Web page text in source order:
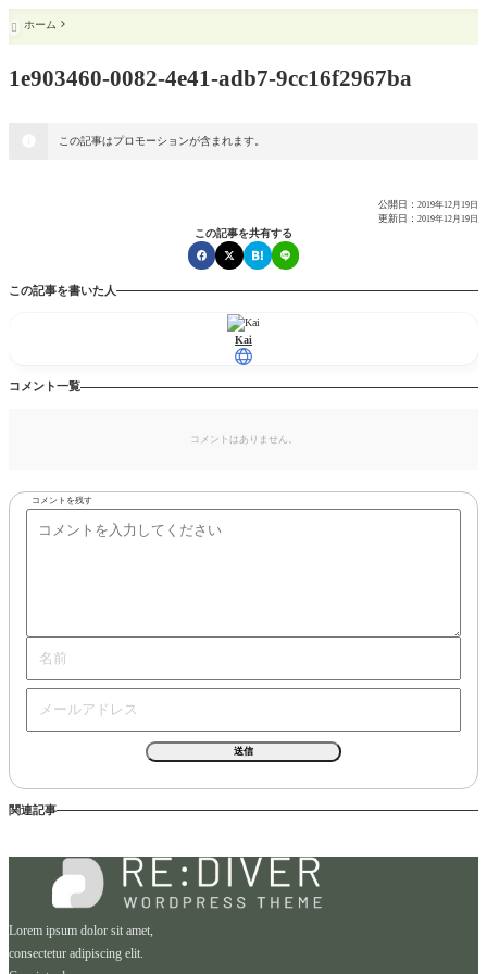
 ホーム
1e903460-0082-4e41-adb7-9cc16f2967ba
この記事はプロモーションが含まれます。
公開日： 2019年12月19日
更新日： 2019年12月19日
この記事を共有する
この記事を書いた人
Kai
コメント一覧
コメントはありません。
コメントを残す
関連記事
Lorem ipsum dolor sit amet,
consectetur adipiscing elit.